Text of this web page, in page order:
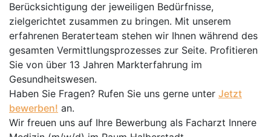
Berücksichtigung der jeweiligen Bedürfnisse,
zielgerichtet zusammen zu bringen. Mit unserem
erfahrenen Beraterteam stehen wir Ihnen während des
gesamten Vermittlungsprozesses zur Seite. Profitieren
Sie von über 13 Jahren Markterfahrung im
Gesundheitswesen.
Haben Sie Fragen? Rufen Sie uns gerne unter Jetzt
bewerben! an.
Wir freuen uns auf Ihre Bewerbung als Facharzt Innere